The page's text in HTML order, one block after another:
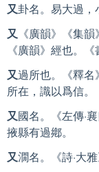
又卦名。易大過，
又 《廣韻》《集
《廣韻》經也。
又過所也。《釋
所在，識以爲信。
又國名。《左傳·
掖縣有過鄕。
又㵎名。《詩·大雅